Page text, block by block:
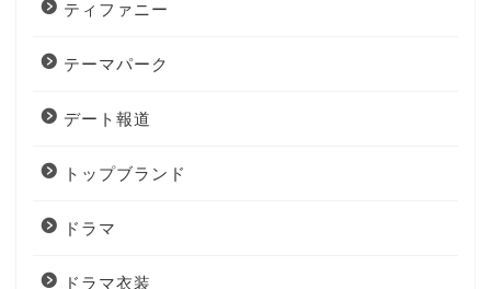
ティファニー
テーマパーク
デート報道
トップブランド
ドラマ
ドラマ衣装